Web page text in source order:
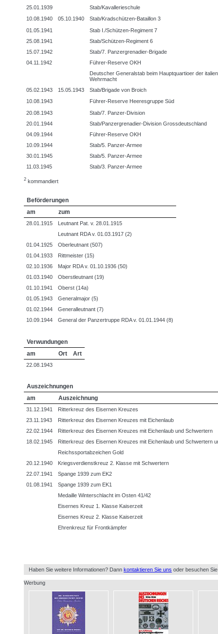
25.01.1939
Stab/Kavallerieschule
10.08.1940
05.10.1940
Stab/Kradschützen-Bataillon 3
01.05.1941
Stab I./Schützen-Regiment 7
25.08.1941
Stab/Schützen-Regiment 6
15.07.1942
Stab/7. Panzergrenadier-Brigade
04.11.1942
Führer-Reserve OKH
Deutscher Generalstab beim Hauptquartioer der
Wehrmacht
05.02.1943
15.05.1943
Stab/Brigade von Broich
10.08.1943
Führer-Reserve Heeresgruppe Süd
20.08.1943
Stab/7. Panzer-Division
20.01.1944
Stab/Panzergrenadier-Division Grossdeutschland
04.09.1944
Führer-Reserve OKH
10.09.1944
Stab/5. Panzer-Armee
30.01.1945
Stab/5. Panzer-Armee
11.03.1945
Stab/3. Panzer-Armee
2 kommandiert
Beförderungen
am
zum
28.01.1915
Leutnant Pat. v. 28.01.1915
Leutnant RDA v. 01.03.1917 (2)
01.04.1925
Oberleutnant (507)
01.04.1933
Rittmeister (15)
02.10.1936
Major RDA v. 01.10.1936 (50)
01.03.1940
Oberstleutnant (19)
01.10.1941
Oberst (14a)
01.05.1943
Generalmajor (5)
01.02.1944
Generalleutnant (7)
10.09.1944
General der Panzertruppe RDA v. 01.01.1944 (8)
Verwundungen
am
Ort Art
22.08.1943
Auszeichnungen
am
Auszeichnung
31.12.1941
Ritterkreuz des Eisernen Kreuzes
23.11.1943
Ritterkreuz des Eisernen Kreuzes mit Eichenlaub
22.02.1944
Ritterkreuz des Eisernen Kreuzes mit Eichenlaub und Schwertern
18.02.1945
Ritterkreuz des Eisernen Kreuzes mit Eichenlaub und Schwertern
Reichssportabzeichen Gold
20.12.1940
Kriegsverdienstkreuz 2. Klasse mit Schwertern
22.07.1941
Spange 1939 zum EK2
01.08.1941
Spange 1939 zum EK1
Medaille Winterschlacht im Osten 41/42
Eisernes Kreuz 1. Klasse Kaiserzeit
Eisernes Kreuz 2. Klasse Kaiserzeit
Ehrenkreuz für Frontkämpfer
Haben Sie weitere Informationen? Dann kontaktieren Sie uns oder besuchen
Werbung